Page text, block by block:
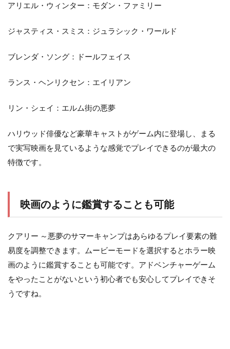
アリエル・ウィンター：モダン・ファミリー
ジャスティス・スミス：ジュラシック・ワールド
ブレンダ・ソング：ドールフェイス
ランス・ヘンリクセン：エイリアン
リン・シェイ：エルム街の悪夢
ハリウッド俳優など豪華キャストがゲーム内に登場し、まる
で実写映画を見ているような感覚でプレイできるのが最大の
特徴です。
映画のように鑑賞することも可能
クアリー ～悪夢のサマーキャンプはあらゆるプレイ要素の難
易度を調整できます。ムービーモードを選択するとホラー映
画のように鑑賞することも可能です。アドベンチャーゲーム
をやったことがないという初心者でも安心してプレイできそ
うですね。